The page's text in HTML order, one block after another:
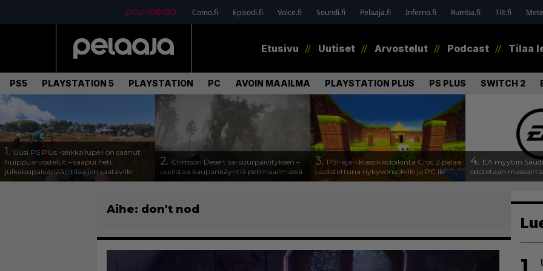
Como.fi Episodi.fi Voice.fi Soundi.fi Pelaaja.fi Inferno.fi Rumba.fi Tilt.fi
Etusivu Uutiset Arvostelut Podcast Tilaa
PS5 PLAYSTATION 5 PLAYSTATION PC AVOIN MAAILMA PLAYSTATION PLUS PS PLUS SWITCH 2
1. Uusi PS Plus -seikkailupeli on saanut
huippuarvostelut – saapui heti
julkaisupäivänään tilaajien saataville
2. Crimson Desert sai suurpäivityksen –
uudistaa kaupankäyntiä pelimaailmassa
3. PS1-ajan klassikkoloikinta Croc 2 palaa
uudistettuna nykykonsoleille ja PC:lle
4. EA myytiin
odotetaan
Aihe: don't nod
1